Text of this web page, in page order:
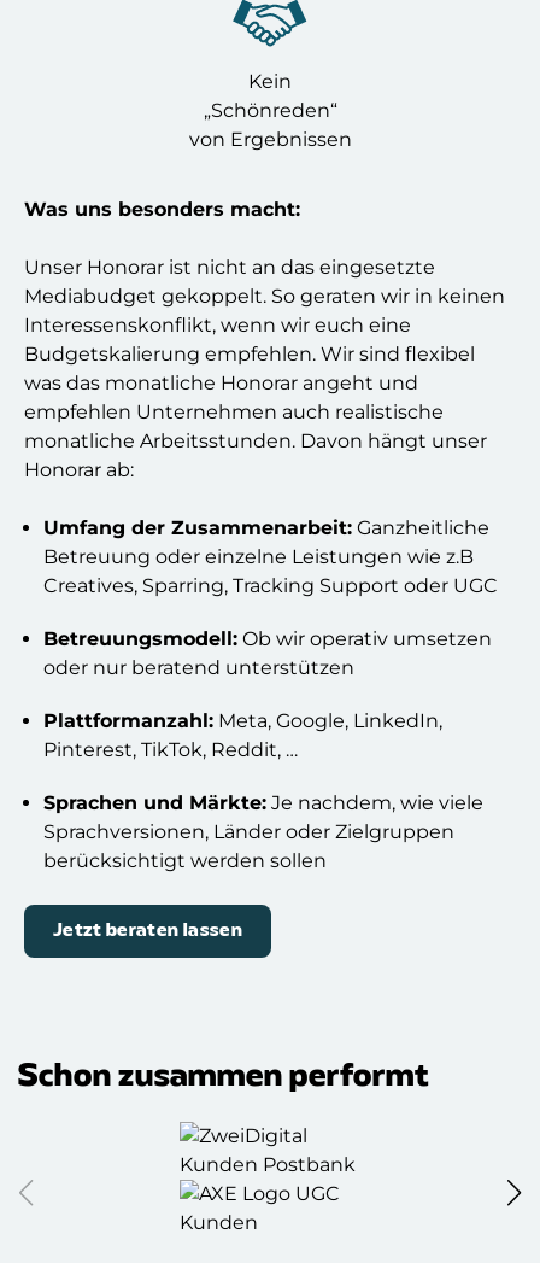
Kein
„Schönreden“
von Ergebnissen
Was uns besonders macht:
Unser Honorar ist nicht an das eingesetzte
Mediabudget gekoppelt. So geraten wir in keinen
Interessenskonflikt, wenn wir euch eine
Budgetskalierung empfehlen. Wir sind flexibel
was das monatliche Honorar angeht und
empfehlen Unternehmen auch realistische
monatliche Arbeitsstunden. Davon hängt unser
Honorar ab:
Umfang der Zusammenarbeit: Ganzheitliche
Betreuung oder einzelne Leistungen wie z.B
Creatives, Sparring, Tracking Support oder UGC
Betreuungsmodell: Ob wir operativ umsetzen
oder nur beratend unterstützen
Plattformanzahl: Meta, Google, LinkedIn,
Pinterest, TikTok, Reddit, …
Sprachen und Märkte: Je nachdem, wie viele
Sprachversionen, Länder oder Zielgruppen
berücksichtigt werden sollen
Jetzt beraten lassen
Schon zusammen performt